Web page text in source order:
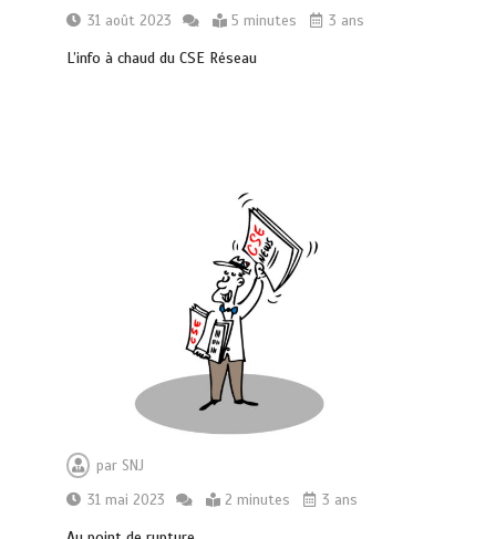
31 août 2023
5 minutes 3 ans
L’info à chaud du CSE Réseau
par SNJ
31 mai 2023
2 minutes 3 ans